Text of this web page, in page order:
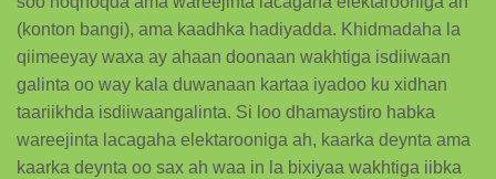
(konton bangi), ama kaadhka hadiyadda. Khidmadaha la
qiimeeyay waxa ay ahaan doonaan wakhtiga isdiiwaan
galinta oo way kala duwanaan kartaa iyadoo ku xidhan
taariikhda isdiiwaangalinta. Si loo dhamaystiro habka
wareejinta lacagaha elektarooniga ah, kaarka deynta ama
kaarka deynta oo sax ah waa in la bixiyaa wakhtiga iibka